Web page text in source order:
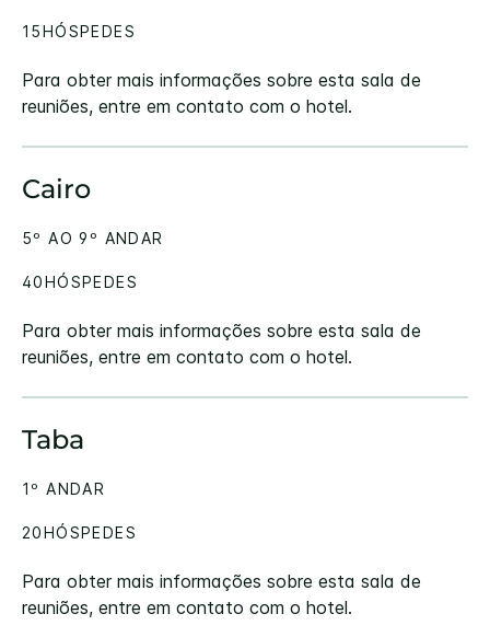
Para obter mais informações sobre esta sala de
reuniões, entre em contato com o hotel.
15HÓSPEDES
Cairo
Para obter mais informações sobre esta sala de
reuniões, entre em contato com o hotel.
5º AO 9º ANDAR
40HÓSPEDES
Taba
Para obter mais informações sobre esta sala de
reuniões, entre em contato com o hotel.
1º ANDAR
20HÓSPEDES